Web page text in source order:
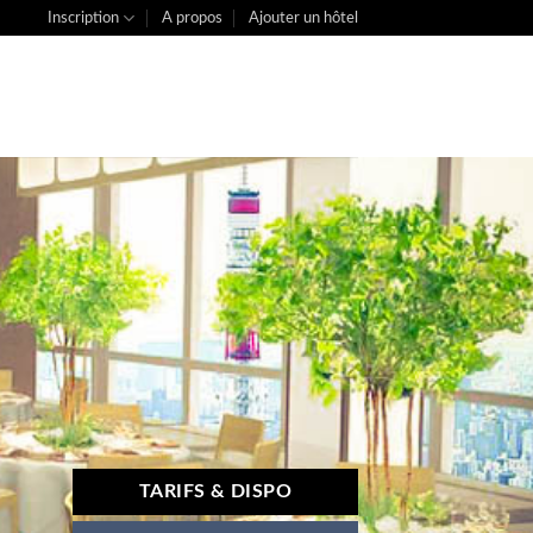
Inscription A propos Ajouter un hôtel
TARIFS & DISPO